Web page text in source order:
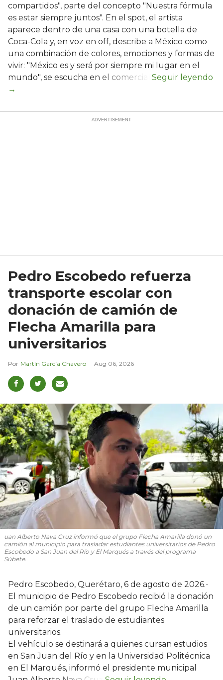
compartidos", parte del concepto "Nuestra fórmula
es estar siempre juntos". En el spot, el artista
aparece dentro de una casa con una botella de
Coca-Cola y, en voz en off, describe a México como
una combinación de colores, emociones y formas de
vivir: "México es y será por siempre mi lugar en el
mundo", se escucha en el comercial.
Pedro Escobedo refuerza
transporte escolar con
donación de camión de
Flecha Amarilla para
universitarios
Martín García Chavero Aug 06, 2026
uan Alberto Nava Cruz informó que el grupo Flecha Amarilla donó un
camión al municipio para trasladar estudiantes universitarios de Pedro
Escobedo a San Juan del Río y El Marqués a través del programa
Súbete.
Pedro Escobedo, Querétaro, 6 de agosto de 2026.-
El municipio de Pedro Escobedo recibió la donación
de un camión por parte del grupo Flecha Amarilla
para reforzar el traslado de estudiantes
universitarios.
El vehículo se destinará a quienes cursan estudios
en San Juan del Río y en la Universidad Politécnica
en El Marqués, informó el presidente municipal